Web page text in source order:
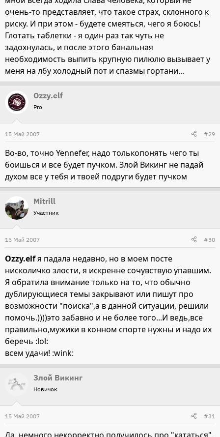
очень-то представляет, что такое страх, склонного к
риску. И при этом - будете смеяться, чего я боюсь!
Глотать таблетки - я один раз так чуть не
задохнулась, и после этого банальная
необходимость выпить крупную пилюлю вызывает у
меня на лбу холодный пот и спазмы гортани...
Ozzy.elf
Pro
15 Май 2007 #29
Во-во, точно Yennefer, надо толькопонять чего ты
боишься и все будет пучком. Злой Викинг не падай
духом все у тебя и твоей подруги будет пучком
Mitrill
Участник
15 Май 2007 #30
Ozzy.elfя падала недавно, но в моем посте
нисколичко злости, я искренне сочувствую упавшим.
Я обратила внимание только на то, что обычно
дублирующиеся темы закрывают или пишут про
возможности "поиска",а в данной ситуации, решили
помочь.))))это забавно и не более того...И ведь,все
правильно,мужики в конном спорте нужны и надо их
беречь :lol:
всем удачи! :wink:
Злой Викинг
Новичок
15 Май 2007 #31